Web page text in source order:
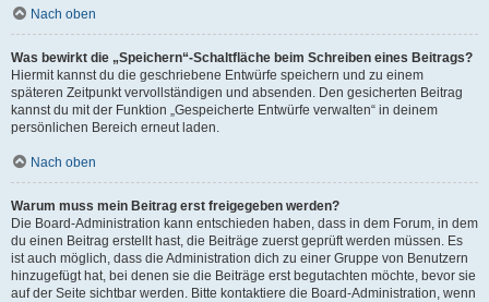
Nach oben
Was bewirkt die „Speichern“-Schaltfläche beim Schreiben eines Beitrags?
Hiermit kannst du die geschriebene Entwürfe speichern und zu einem
späteren Zeitpunkt vervollständigen und absenden. Den gesicherten Beitrag
kannst du mit der Funktion „Gespeicherte Entwürfe verwalten“ in deinem
persönlichen Bereich erneut laden.
Nach oben
Warum muss mein Beitrag erst freigegeben werden?
Die Board-Administration kann entschieden haben, dass in dem Forum, in dem
du einen Beitrag erstellt hast, die Beiträge zuerst geprüft werden müssen. Es
ist auch möglich, dass die Administration dich zu einer Gruppe von Benutzern
hinzugefügt hat, bei denen sie die Beiträge erst begutachten möchte, bevor sie
auf der Seite sichtbar werden. Bitte kontaktiere die Board-Administration, wenn